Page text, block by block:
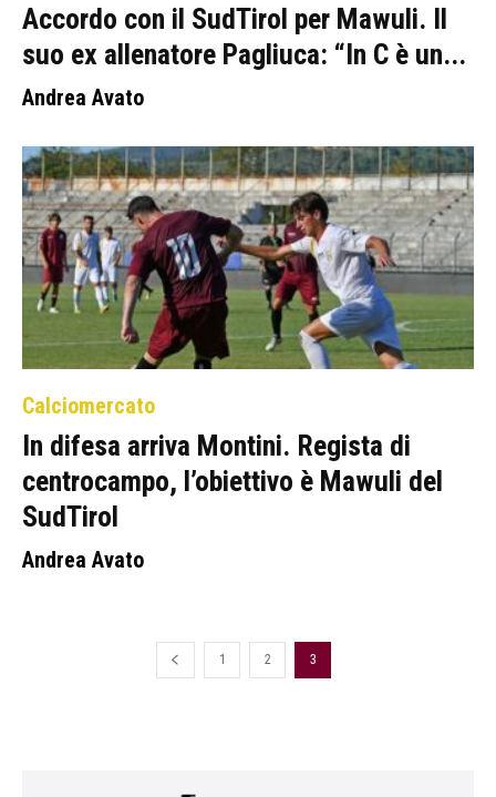
Accordo con il SudTirol per Mawuli. Il
suo ex allenatore Pagliuca: “In C è un...
Andrea Avato
Calciomercato
In difesa arriva Montini. Regista di
centrocampo, l’obiettivo è Mawuli del
SudTirol
Andrea Avato
1 2 3